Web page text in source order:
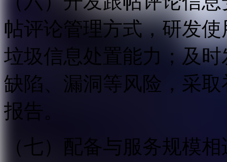
帖评论管理方式，研发
垃圾信息处置能力；及
缺陷、漏洞等风险，采
报告。
（七）配备与服务规模